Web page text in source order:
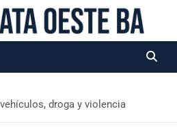
droga y violencia